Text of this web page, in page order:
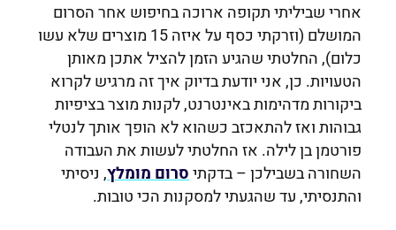
אחרי שביליתי תקופה ארוכה בחיפוש אחר הסרום
המושלם (וזרקתי כסף על איזה 15 מוצרים שלא עשו
כלום), החלטתי שהגיע הזמן להציל אתכן מאותן
הטעויות. כן, אני יודעת בדיוק איך זה מרגיש לקרוא
ביקורות מדהימות באינטרנט, לקנות מוצר בציפיות
גבוהות ואז להתאכזב כשהוא לא הופך אותך לנטלי
פורטמן בן לילה. אז החלטתי לעשות את העבודה
השחורה בשבילכן – בדקתיסרום מומלץ, ניסיתי
והתנסיתי, עד שהגעתי למסקנות הכי טובות.